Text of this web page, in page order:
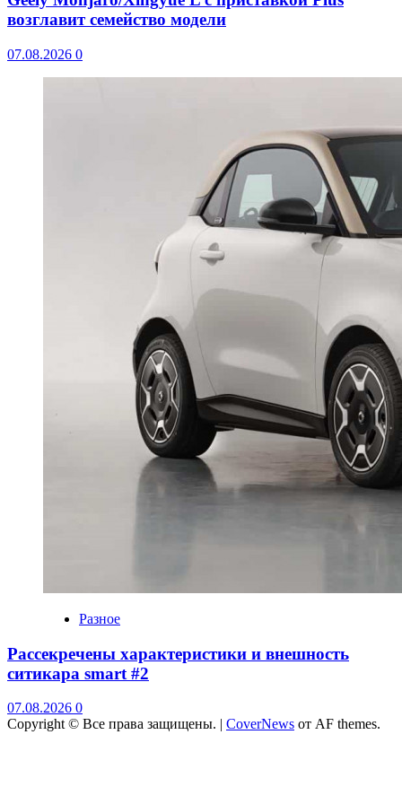
возглавит семейство модели
07.08.2026 0
Разное
Рассекречены характеристики и внешность
ситикара smart #2
07.08.2026 0
Copyright © Все права защищены. | CoverNews от AF themes.